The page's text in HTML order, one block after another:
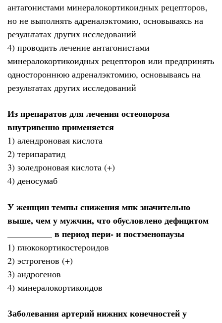
антагонистами минералокортикоидных рецепторов,
но не выполнять адреналэктомию, основываясь на
результатах других исследований
4) проводить лечение антагонистами
минералокортикоидных рецепторов или предпринять
одностороннюю адреналэктомию, основываясь на
результатах других исследований
Из препаратов для лечения остеопороза
внутривенно применяется
1) алендроновая кислота
2) терипаратид
3) золедроновая кислота (+)
4) деносумаб
У женщин темпы снижения мпк значительно
выше, чем у мужчин, что обусловлено дефицитом
__________ в период пери- и постменопаузы
1) глюкокортикостероидов
2) эстрогенов (+)
3) андрогенов
4) минералокортикоидов
Заболевания артерий нижних конечностей у